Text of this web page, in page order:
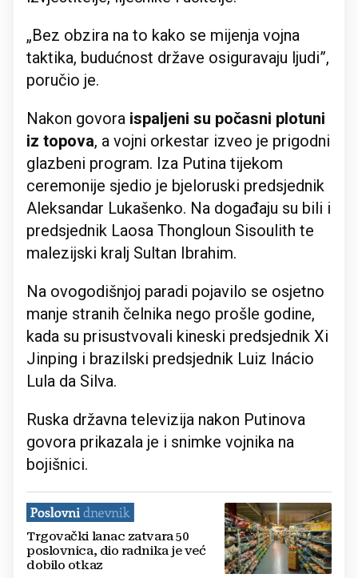
„Bez obzira na to kako se mijenja vojna
taktika, budućnost države osiguravaju ljudi”,
poručio je.
Nakon govora ispaljeni su počasni plotuni
iz topova, a vojni orkestar izveo je prigodni
glazbeni program. Iza Putina tijekom
ceremonije sjedio je bjeloruski predsjednik
Aleksandar Lukašenko. Na događaju su bili i
predsjednik Laosa Thongloun Sisoulith te
malezijski kralj Sultan Ibrahim.
Na ovogodišnjoj paradi pojavilo se osjetno
manje stranih čelnika nego prošle godine,
kada su prisustvovali kineski predsjednik Xi
Jinping i brazilski predsjednik Luiz Inácio
Lula da Silva.
Ruska državna televizija nakon Putinova
govora prikazala je i snimke vojnika na
bojišnici.
Trgovački lanac zatvara 50
poslovnica, dio radnika je već
dobilo otkaz